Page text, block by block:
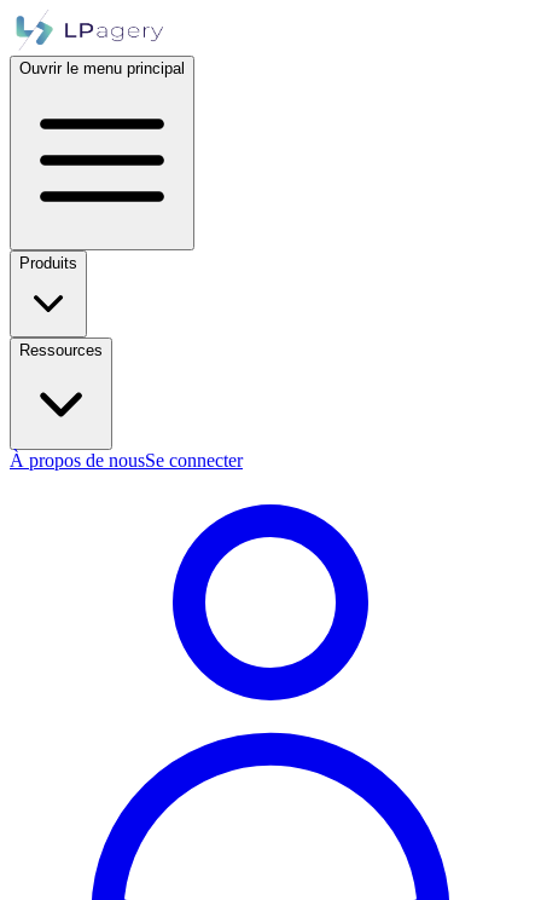
Ouvrir le menu principal
Produits
Ressources
À propos de nousSe connecter